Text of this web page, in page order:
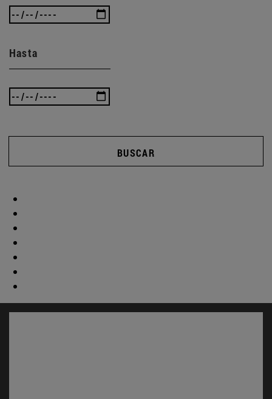
Hasta
BUSCAR